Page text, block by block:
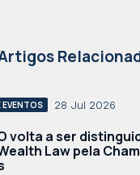
EVENTOS 28 Jul 2026
volta a ser
Law pela